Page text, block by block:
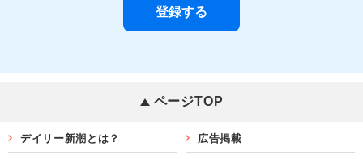
ページTOP
デイリー新潮とは？ 広告掲載